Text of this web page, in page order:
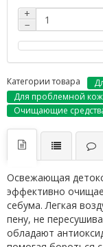
+
−
Категории товара
Для проблемной
Очищающие
Освежающая
эффективно
себума. Легкая
пену, не
обладают